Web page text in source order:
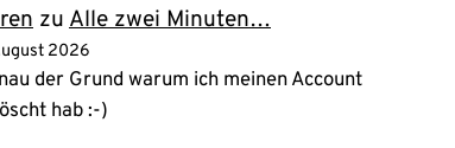
zu Alle zwei Minuten…
2026
der Grund warum ich meinen Account
hab :-)